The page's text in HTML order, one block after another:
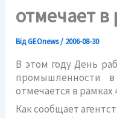
отмечает в
ВідGEOnews/ 2006-08-30
В этом году День
промышленности в
отмечается в рамках
Как сообщает